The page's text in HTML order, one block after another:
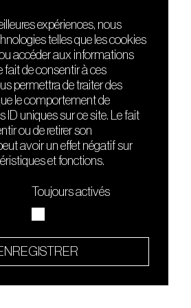
FRIENDS
Nuits sonores
HEAT
Hôtel71
La Gaîté Lyrique
de
et créatif
expériences, nous
telles que les cookies
accéder aux informations
fait de consentir à ces
permettra de traiter des
le comportement de
ID uniques sur ce site. Le fait
ou de retirer son
avoir un effet négatif sur
et fonctions.
Toujours activés